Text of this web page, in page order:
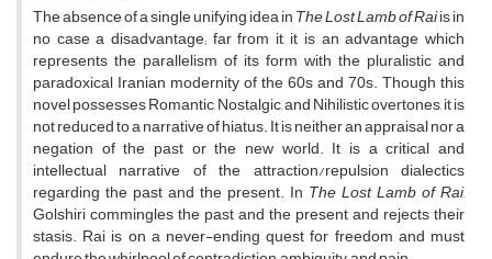
The absence of a single unifying idea inThe Lost Lamb of Raiis in
no case a disadvantage; far from it, it is an advantage which
represents the parallelism of its form with the pluralistic and
paradoxical Iranian modernity of the 60s and 70s. Though this
novel possesses Romantic, Nostalgic, and Nihilistic overtones, it is
not reduced to a narrative of hiatus. It is neither an appraisal nor a
negation of the past or the new world. It is a critical and
intellectual narrative of the attraction/repulsion dialectics
regarding the past and the present. In The Lost Lamb of Rai,
Golshiri commingles the past and the present and rejects their
stasis. Rai is on a never-ending quest for freedom and must